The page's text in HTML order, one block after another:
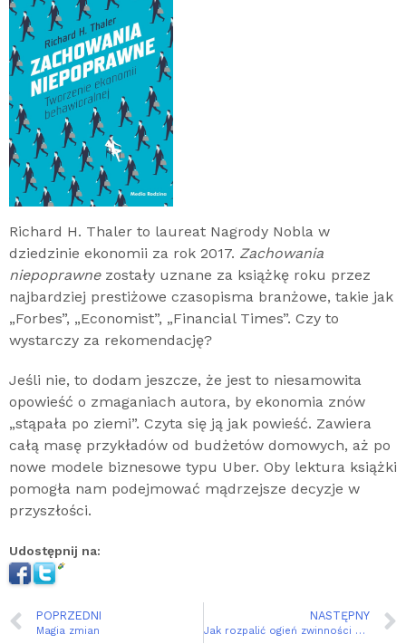
Richard H. Thaler to laureat Nagrody Nobla w
dziedzinie ekonomii za rok 2017. Zachowania
niepoprawne zostały uznane za książkę roku przez
najbardziej prestiżowe czasopisma branżowe, takie jak
„Forbes”, „Economist”, „Financial Times”. Czy to
wystarczy za rekomendację?
Jeśli nie, to dodam jeszcze, że jest to niesamowita
opowieść o zmaganiach autora, by ekonomia znów
„stąpała po ziemi”. Czyta się ją jak powieść. Zawiera
całą masę przykładów od budżetów domowych, aż po
nowe modele biznesowe typu Uber. Oby lektura książki
pomogła nam podejmować mądrzejsze decyzje w
przyszłości.
Udostępnij na:
POPRZEDNI
Magia zmian
NASTĘPNY
Jak rozpalić ogień zwinności w firmie